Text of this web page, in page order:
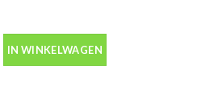
IN WINKELWAGEN